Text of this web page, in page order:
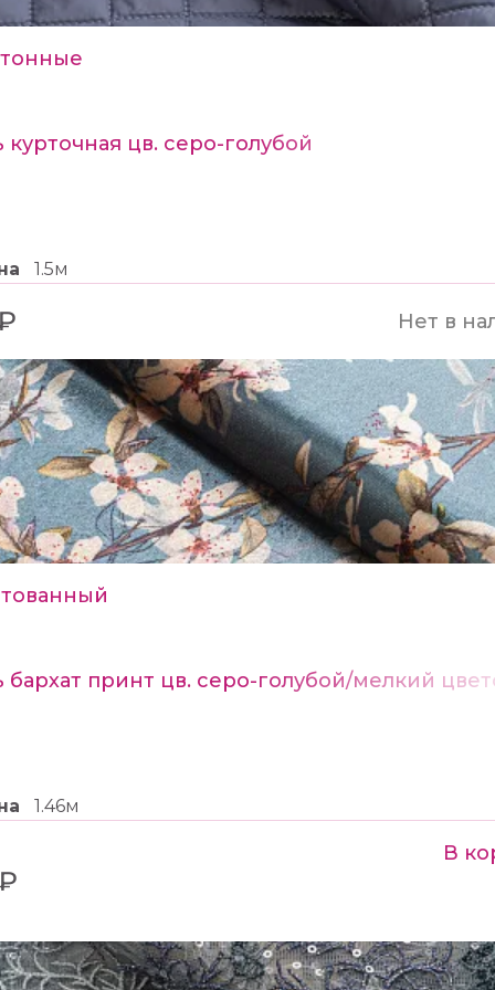
курточная цв. серо-голубой
1.5м
Нет в
бархат принт цв. серо-голубой/мелкий
1.46м
В